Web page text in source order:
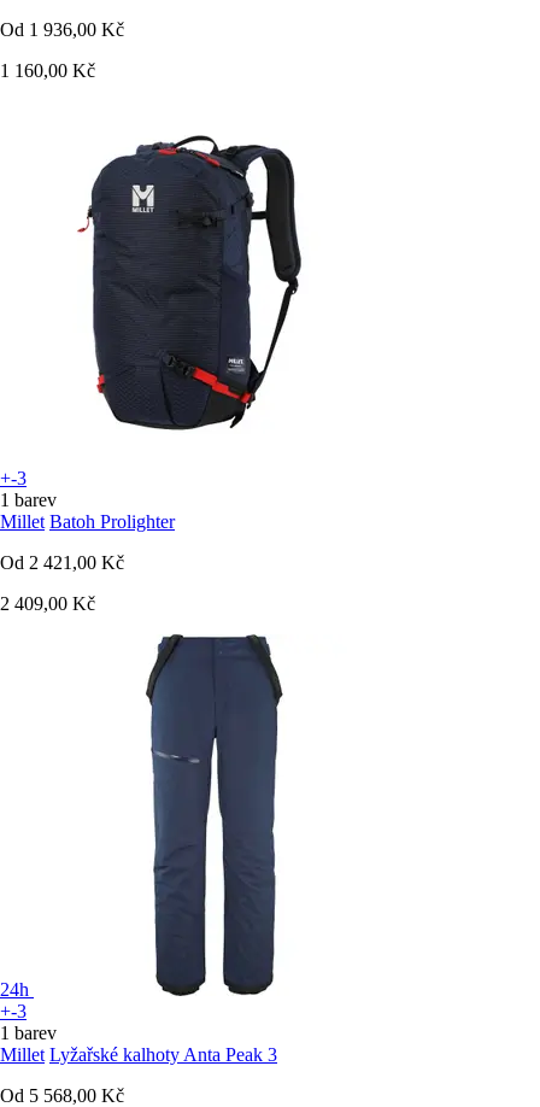
Od 1 936,00 Kč
1 160,00 Kč
+-3
1 barev
Millet Batoh Prolighter
Od 2 421,00 Kč
2 409,00 Kč
24h
+-3
1 barev
Millet Lyžařské kalhoty Anta Peak 3
Od 5 568,00 Kč